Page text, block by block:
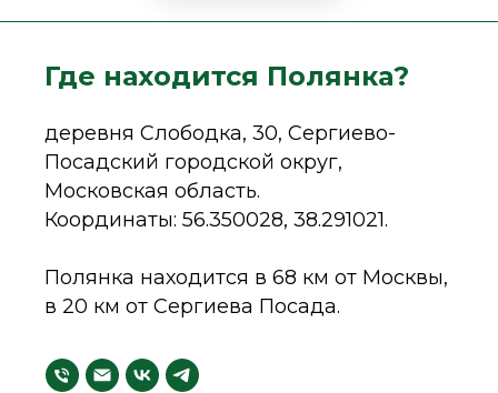
Где находится Полянка?
деревня Слободка, 30, Сергиево-
Посадский городской округ,
Московская область.
Координаты: 56.350028, 38.291021.
Полянка находится в 68 км от Москвы,
в 20 км от Сергиева Посада.